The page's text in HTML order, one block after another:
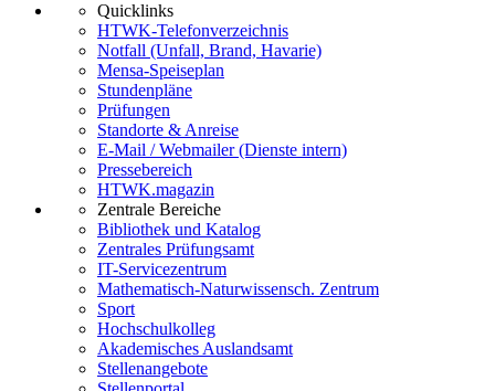
Quicklinks
HTWK-Telefonverzeichnis
Notfall (Unfall, Brand, Havarie)
Mensa-Speiseplan
Stundenpläne
Prüfungen
Standorte & Anreise
E-Mail / Webmailer (Dienste intern)
Pressebereich
HTWK.magazin
Zentrale Bereiche
Bibliothek und Katalog
Zentrales Prüfungsamt
IT-Servicezentrum
Mathematisch-Naturwissensch. Zentrum
Sport
Hochschulkolleg
Akademisches Auslandsamt
Stellenangebote